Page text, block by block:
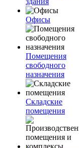
Офисы
Помещения
свободного
назначения
Складские
помещения